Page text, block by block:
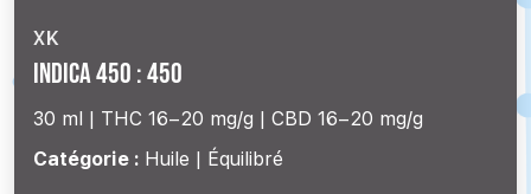
XK
Indica 450 : 450
30 ml | THC 16–20 mg/g
CBD 16–20 mg/g
Catégorie : Huile | Équilibré